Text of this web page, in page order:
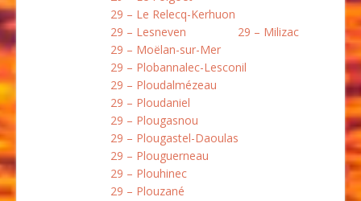
29 – Le Relecq-Kerhuon
29 – Lesneven
29 – Milizac
29 – Moëlan-sur-Mer
29 – Plobannalec-Lesconil
29 – Ploudalmézeau
29 – Ploudaniel
29 – Plougasnou
29 – Plougastel-Daoulas
29 – Plouguerneau
29 – Plouhinec
29 – Plouzané